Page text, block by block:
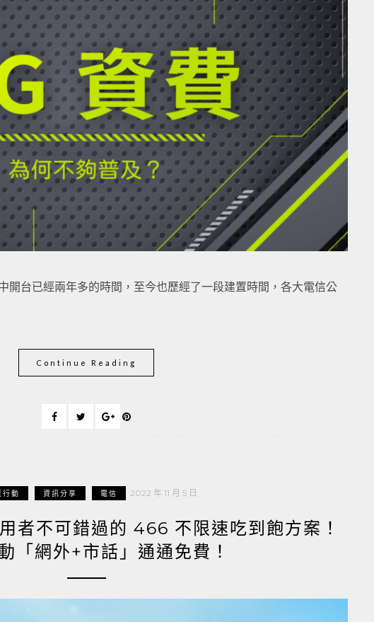
開台已經兩年多的時間，至今也歷經了一段建置時間，各大電信公
Continue Reading
行動 資訊分享 電信 2022 年 11 月 5 日
者不可錯過的 466 不限速吃到飽方案！
「網外+市話」通通免費！